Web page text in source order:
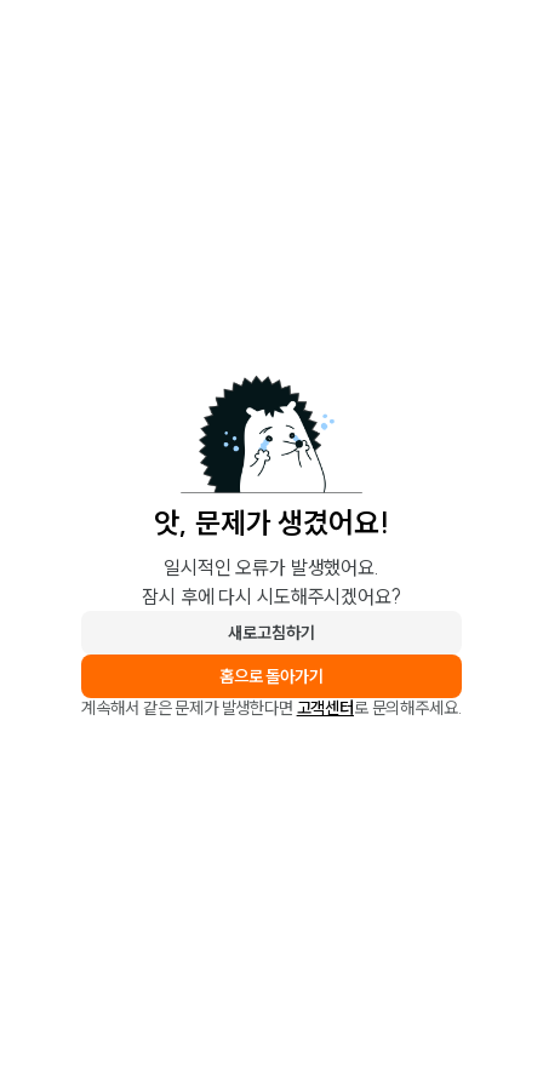
앗, 문제가 생겼어요!
일시적인 오류가 발생했어요.
잠시 후에 다시 시도해주시겠어요?
새로고침하기
홈으로 돌아가기
계속해서 같은 문제가 발생한다면 고객센터로 문의해주세요.